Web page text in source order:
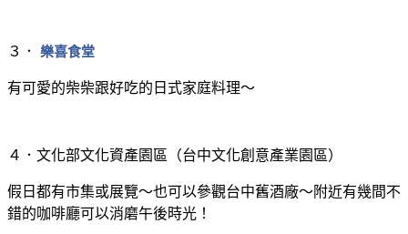
３． 樂喜食堂
有可愛的柴柴跟好吃的日式家庭料理～
４．文化部文化資產園區（台中文化創意產業園區）
假日都有市集或展覽～也可以參觀台中舊酒廠～附近有幾間不
錯的咖啡廳可以消磨午後時光！